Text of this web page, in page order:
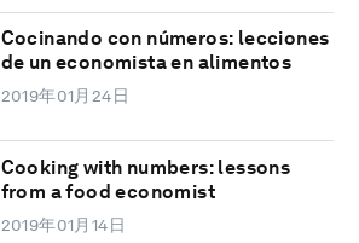
Cocinando con números: lecciones
de un economista en alimentos
2019年01月24日
Cooking with numbers: lessons
from a food economist
2019年01月14日